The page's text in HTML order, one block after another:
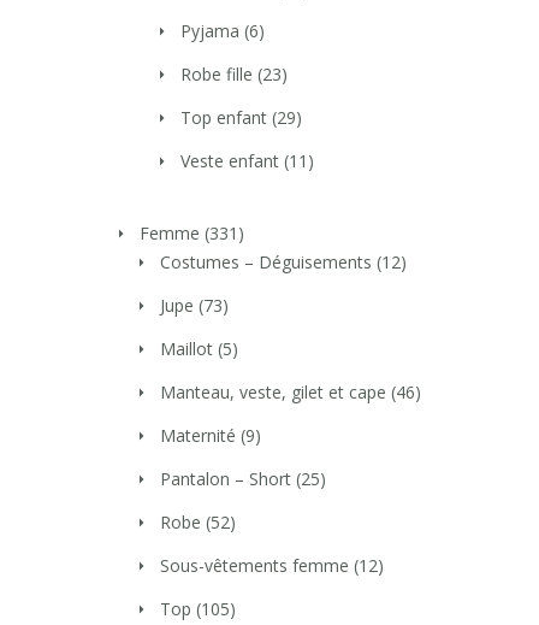
Pyjama (6)
Robe fille (23)
Top enfant (29)
Veste enfant (11)
Femme (331)
Costumes – Déguisements (12)
Jupe (73)
Maillot (5)
Manteau, veste, gilet et cape (46)
Maternité (9)
Pantalon – Short (25)
Robe (52)
Sous-vêtements femme (12)
Top (105)